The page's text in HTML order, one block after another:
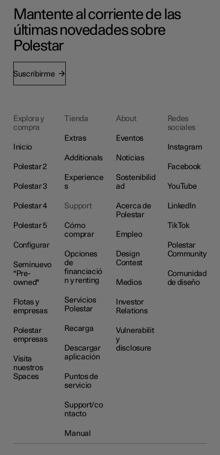
Mantente al corriente de las
últimas novedades sobre
Polestar
Suscribirme
Explora y
compra
Inicio
Polestar 2
Polestar 3
Polestar 4
Polestar 5
Configurar
Seminuevo
"Pre-
owned"
Flotas y
empresas
Polestar
empresas
Visita
nuestros
Spaces
Tienda
Extras
Additionals
Experience
s
Support
Cómo
comprar
Opciones
de
financiació
n y renting
Servicios
Polestar
Recarga
Descargar
aplicación
Puntos de
servicio
Support/co
ntacto
Manual
About
Eventos
Noticias
Sostenibilid
ad
Acerca de
Polestar
Empleo
Design
Contest
Medios
Investor
Relations
Vulnerabilit
y
disclosure
Redes
sociales
Instagram
Facebook
YouTube
LinkedIn
TikTok
Polestar
Community
Comunidad
de diseño